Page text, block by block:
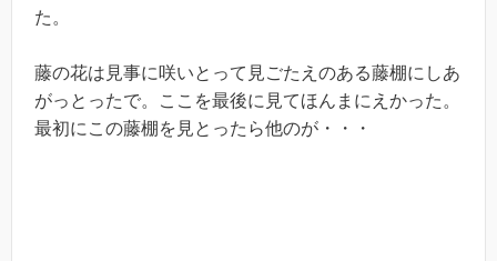
た。
藤の花は見事に咲いとって見ごたえのある藤棚にしあ
がっとったで。ここを最後に見てほんまにえかった。
最初にこの藤棚を見とったら他のが・・・